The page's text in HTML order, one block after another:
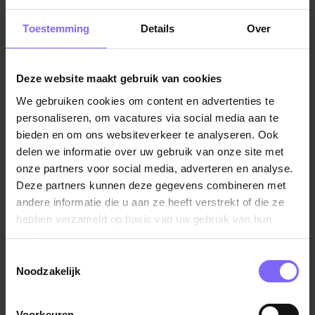
Toestemming Details Over
Deze website maakt gebruik van cookies
We gebruiken cookies om content en advertenties te
personaliseren, om vacatures via social media aan te
bieden en om ons websiteverkeer te analyseren. Ook
delen we informatie over uw gebruik van onze site met
onze partners voor social media, adverteren en analyse.
Deze partners kunnen deze gegevens combineren met
andere informatie die u aan ze heeft verstrekt of die ze
hebben verzameld op basis van uw gebruik van hun
Noodzakelijk
lezen van boekjes. Zodra het fruitmoment voorbij is en
de zon zich laat zien, gaan de jasjes aan en trekken
jullie naar buiten. In de veilige, afgeschermde
van de frisse lucht. Na de eerste slaapjes is er ruimte
voor creatieve activiteiten, zoals knutselen, gevolgd
door nog meer buitenspel.
Aan het einde van de dag komt een kindje
nieuwsgierig vragen: “Juf, wat gaan we morgen
doen?” Met een glimlach antwoord je: “Ik heb er ook
zin in.”
Onze kleinschalige dagopvang voor kinderen van 0
tot 4 jaar biedt persoonlijke aandacht, een vast en
vertrouwd team en een veilige, warme omgeving. De
zorgt voor een doorgaande lijn in opvang en onderwijs